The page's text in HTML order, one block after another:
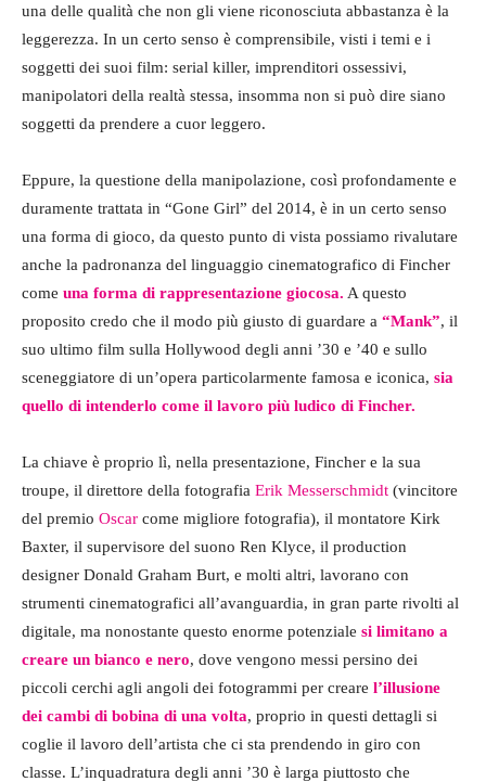
una delle qualità che non gli viene riconosciuta abbastanza è la
leggerezza. In un certo senso è comprensibile, visti i temi e i
soggetti dei suoi film: serial killer, imprenditori ossessivi,
manipolatori della realtà stessa, insomma non si può dire siano
soggetti da prendere a cuor leggero.
Eppure, la questione della manipolazione, così profondamente e
duramente trattata in “Gone Girl” del 2014, è in un certo senso
una forma di gioco, da questo punto di vista possiamo rivalutare
anche la padronanza del linguaggio cinematografico di Fincher
come una forma di rappresentazione giocosa. A questo
proposito credo che il modo più giusto di guardare a “Mank”, il
suo ultimo film sulla Hollywood degli anni ’30 e ’40 e sullo
sceneggiatore di un’opera particolarmente famosa e iconica, sia
quello di intenderlo come il lavoro più ludico di Fincher.
La chiave è proprio lì, nella presentazione, Fincher e la sua
troupe, il direttore della fotografia Erik Messerschmidt (vincitore
del premio Oscar come migliore fotografia), il montatore Kirk
Baxter, il supervisore del suono Ren Klyce, il production
designer Donald Graham Burt, e molti altri, lavorano con
strumenti cinematografici all’avanguardia, in gran parte rivolti al
digitale, ma nonostante questo enorme potenziale si limitano a
creare un bianco e nero, dove vengono messi persino dei
piccoli cerchi agli angoli dei fotogrammi per creare l’illusione
dei cambi di bobina di una volta, proprio in questi dettagli si
coglie il lavoro dell’artista che ci sta prendendo in giro con
classe. L’inquadratura degli anni ’30 è larga piuttosto che